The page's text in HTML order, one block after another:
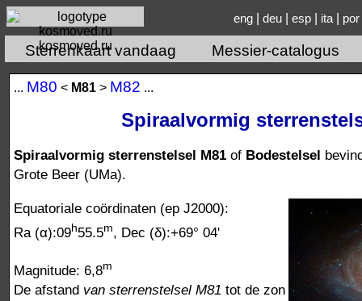
kosmoved.ru
eng| deu| esp| ita| por
Sterrenkaart vandaag Messier-catalogus
... М80 < М81 > М82 ...
Spiraalvormig
Spiraalvormig sterrenstelsel M81 of Bodestelsel
Grote Beer (UMa).
Equatoriale coördinaten (ep J2000):
Ra (α):09h55.5m, Dec (δ):+69° 04'
Magnitude: 6,8m
De afstand van sterrenstelsel M81 tot de zon